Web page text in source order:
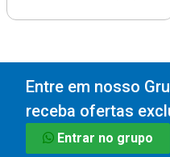
Entre em nosso
receba ofertas
Entrar no grupo